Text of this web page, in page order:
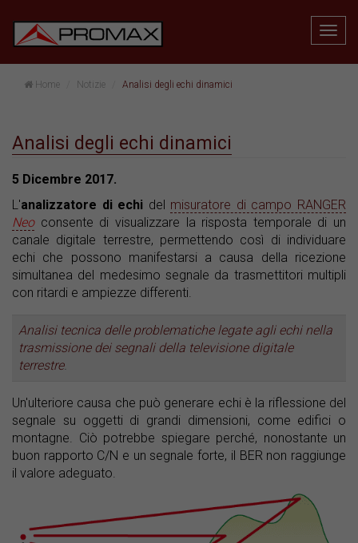
Home Notizie Analisi degli echi dinamici
Analisi degli echi dinamici
5 Dicembre 2017.
L'analizzatore di echi del misuratore di campo RANGER
Neoconsente di visualizzare la risposta temporale di un
canale digitale terrestre, permettendo così di individuare
echi che possono manifestarsi a causa della ricezione
simultanea del medesimo segnale da trasmettitori multipli
con ritardi e ampiezze differenti.
Analisi tecnica delle problematiche legate agli echi nella
trasmissione dei segnali della televisione digitale
terrestre.
Un'ulteriore causa che può generare echi è la riflessione del
segnale su oggetti di grandi dimensioni, come edifici o
montagne. Ciò potrebbe spiegare perché, nonostante un
buon rapporto C/N e un segnale forte, il BER non raggiunge
il valore adeguato.